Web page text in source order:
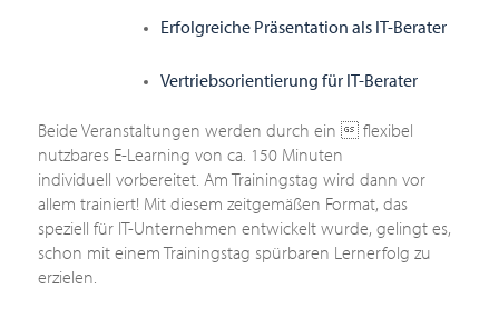
Erfolgreiche Präsentation als IT-Berater
Vertriebsorientierung für IT-Berater
Beide Veranstaltungen werden durch ein  flexibel
nutzbares E-Learning von ca. 150 Minuten
individuell vorbereitet. Am Trainingstag wird dann vor
allem trainiert! Mit diesem zeitgemäßen Format, das
speziell für IT-Unternehmen entwickelt wurde, gelingt es,
schon mit einem Trainingstag spürbaren Lernerfolg zu
erzielen.